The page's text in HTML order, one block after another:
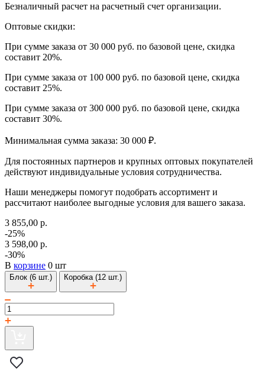
Безналичный расчет на расчетный счет организации.
Оптовые скидки:
При сумме заказа от 30 000 руб. по базовой цене, скидка
составит 20%.
При сумме заказа от 100 000 руб. по базовой цене, скидка
составит 25%.
При сумме заказа от 300 000 руб. по базовой цене, скидка
составит 30%.
Минимальная сумма заказа: 30 000 ₽.
Для постоянных партнеров и крупных оптовых покупателей
действуют индивидуальные условия сотрудничества.
Наши менеджеры помогут подобрать ассортимент и
рассчитают наиболее выгодные условия для вашего заказа.
3 855,00 р.
-25%
3 598,00 р.
-30%
В корзине 0 шт
Блок (6 шт.) Коробка (12 шт.)